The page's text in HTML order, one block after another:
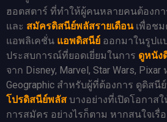
ฮอตสตาร์ ที่ทำให้ผู้คนหลายคนต้องกา
และ สมัครดิสนีย์พลัสรายเดือนเพื่อช
แอพลิเคชั่น แอพดิสนีย์ ออกมาในรูปแ
ประสบการณ์ที่ยอดเยี่ยมในการ ดูหนัง
จาก Disney, Marvel, Star Wars,
Geographic สำหรับผู้ที่ต้องการ ดูดิส
โปรดิสนีย์พลัส บางอย่างที่เปิดโอกาส
การสมัคร อย่างไรก็ตาม หากสนใจเรื่